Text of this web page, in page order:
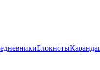
Блокноты